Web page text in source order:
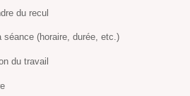
du recul
séance (horaire, durée, etc.)
du travail